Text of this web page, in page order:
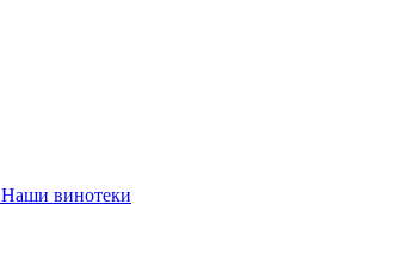
Наши винотеки